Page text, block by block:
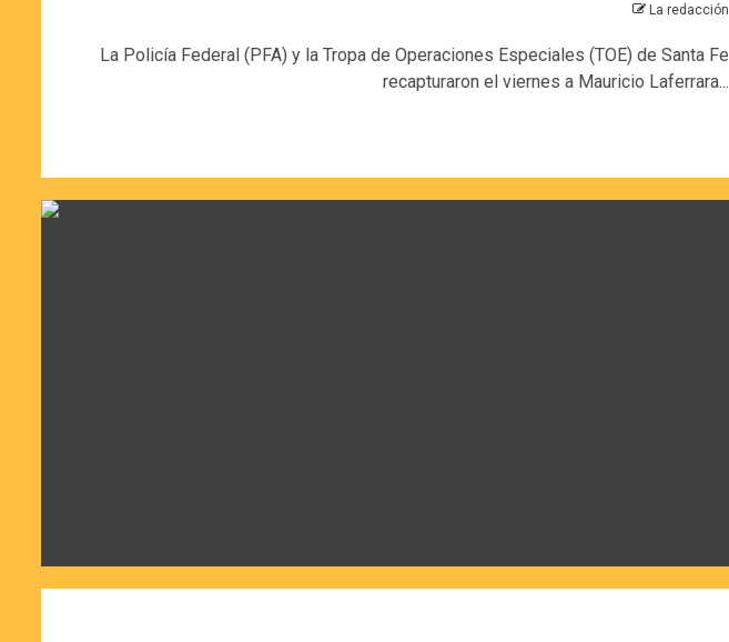
La redacción
La Policía Federal (PFA) y la Tropa de Operaciones Especiales (TOE) de Santa Fe
recapturaron el viernes a Mauricio Laferrara...